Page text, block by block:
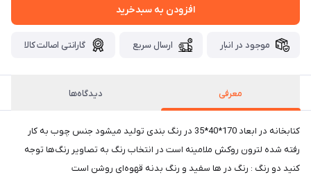
افزودن به سبدخرید
موجود در انبار ارسال سریع گارانتی اصالت کالا
معرفی دیدگاه‌ها
کتابخانه در ابعاد 170*40*35 در رنگ بندی تولید میشود جنس چوب به کار
رفته شده لترون روکش ملامینه است در انتخاب رنگ به تصاویر رنگ‌ها توجه
کنید دو رنگ : رنگ در ها سفید و رنگ بدنه قهوه‌ای روشن است